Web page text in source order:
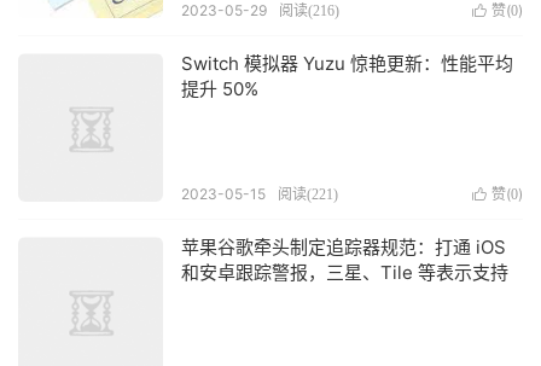
 赞(0)
2023-05-29 阅读(216)
Switch 模拟器 Yuzu 惊艳更新：性能平均
提升 50%
 赞(0)
2023-05-15 阅读(221)
苹果谷歌牵头制定追踪器规范：打通 iOS
和安卓跟踪警报，三星、Tile 等表示支持